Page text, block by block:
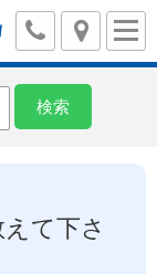
て下さ